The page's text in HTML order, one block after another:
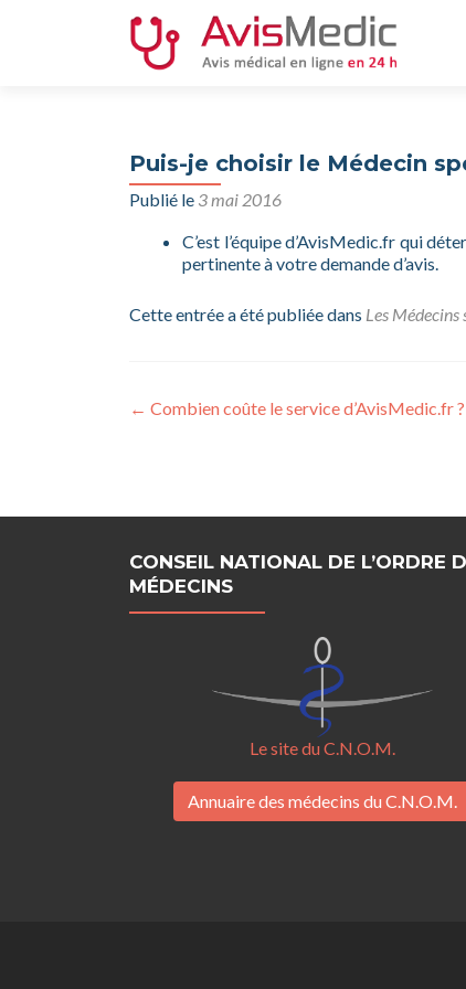
Puis-je choisir le Médecin
Publié le 3 mai 2016
C’est l’équipe d’AvisMedic.fr qui
pertinente à votre demande d’avis.
Cette entrée a été publiée dans Les Médecins
Navigation
← Combien coûte le service d’AvisMedic.fr ?
CONSEIL NATIONAL DE L’ORDRE
MÉDECINS
Le site du C.N.O.M.
Annuaire des médecins du C.N.O.M.